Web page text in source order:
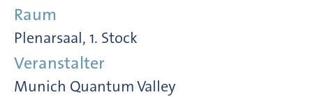
Raum
Plenarsaal, 1. Stock
Veranstalter
Munich Quantum Valley